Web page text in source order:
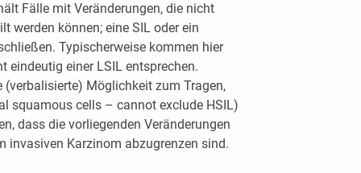
Fälle mit Veränderungen, die nicht
werden können; eine SIL oder ein
Typischerweise kommen hier
eindeutig einer LSIL entsprechen.
Möglichkeit zum Tragen,
squamous cells – cannot exclude HSIL)
dass die vorliegenden Veränderungen
invasiven Karzinom abzugrenzen sind.